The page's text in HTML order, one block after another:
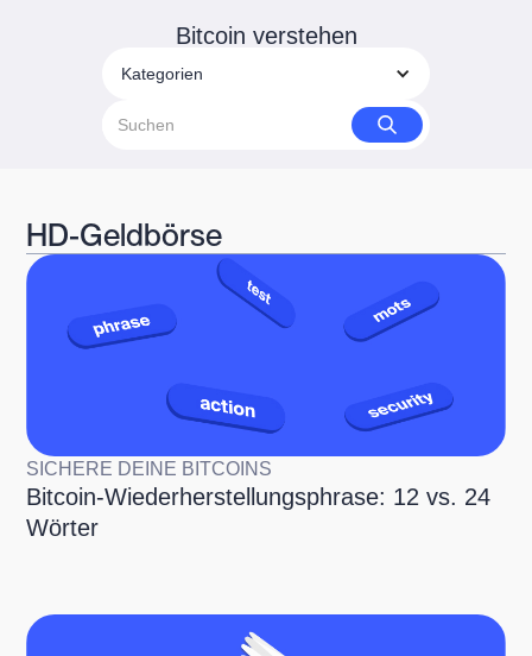
Bitcoin verstehen
Kategorien
HD-Geldbörse
SICHERE DEINE BITCOINS
Bitcoin-Wiederherstellungsphrase: 12 vs. 24
Wörter